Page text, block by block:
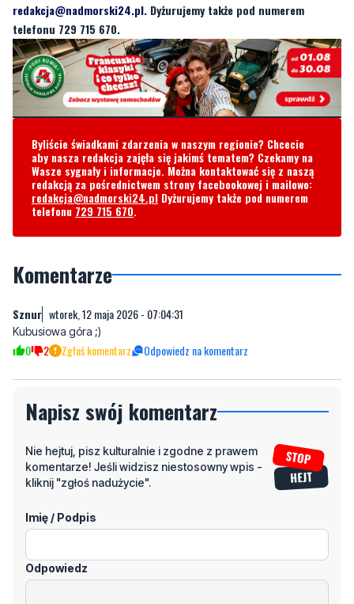
redakcja@nadmorski24.pl. Dyżurujemy także pod numerem
telefonu 729 715 670.
Byliście świadkami zdarzenia w naszym regionie? Chcecie
aby nasza redakcja zajęła się jakimś tematem? Czekamy na
Wasze sygnały i informacje. Można kontaktować się z naszą
redakcją za pośrednictwem strony facebookowej i mailowo:
redakcja@nadmorski24.pl Dyżurujemy także pod numerem
telefonu 729 715 670.
Komentarze
Sznur wtorek, 12 maja 2026 - 07:04:31
Kubusiowa góra ;)
0 2 Zgłoś komentarz Odpowiedz na komentarz
Napisz swój komentarz
Nie hejtuj, pisz kulturalnie i zgodne z prawem
komentarze! Jeśli widzisz niestosowny wpis -
kliknij "zgłoś nadużycie".
Imię / Podpis
Odpowiedz